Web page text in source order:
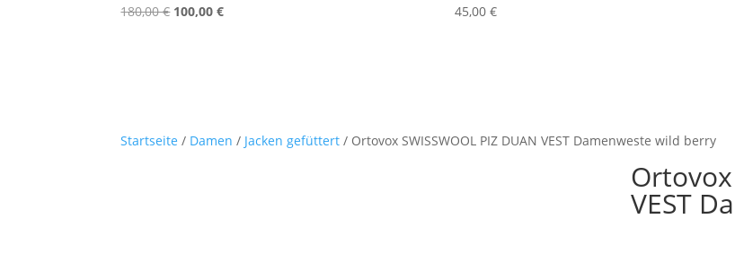
180,00€ Ursprünglicher
100,00€Aktueller
45,00 €
Startseite / Damen / Jacken gefüttert / Ortovox SWISSWOOL PIZ DUAN VEST Damenweste wild berry
Ortovox
VEST